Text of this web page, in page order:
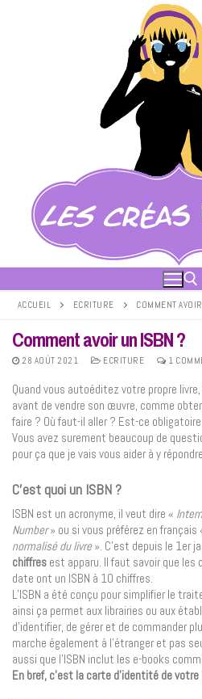
Rechercher :
ACCUEIL ECRITURE COMMENT
Comment avoir un ISBN ?
28 AOÛT 2021 ECRITURE 1
Quand vous autoéditez votre propre
avant de vendre son œuvre, comme
faire ? Où faut-il aller ? Est-ce
Vous avez surement beaucoup de
pour ça que je vais vous aider à y
C’est quoi un ISBN ?
ISBN est un acronyme, il veut dire «
Number» ou si vous préférez en français
normalisé du livre». C’est depuis le 1er
chiffres est apparu. Il faut savoir que
date ont un ISBN à 10 chiffres.
L’ISBN a été conçu pour simplifier le
ainsi ça permet aux librairies ou aux
d’identifier, de gérer et de commander
marche également à l’étranger et pas
aussi que l’ISBN inclut les e-books
En bref, c’est la carte d’identité de votre